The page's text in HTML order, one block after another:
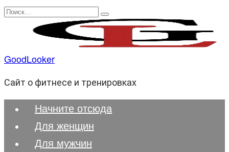
Перейти
содержанию
Search
GoodLooker
Сайт о фитнесе и тренировках
Начните отсюда
Для женщин
Для мужчин